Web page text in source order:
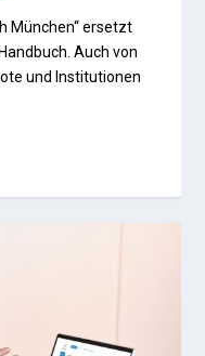
München“ ersetzt
Auch von
und Institutionen